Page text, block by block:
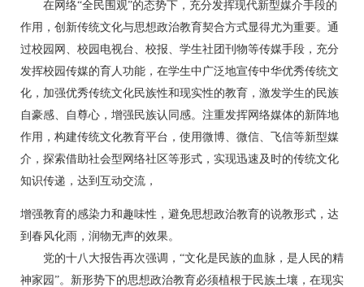
在网络“全民围观”的态势下，充分发挥现代新型媒介手段的
作用，创新传统文化与思想政治教育契合方式显得尤为重要。通
过校园网、校园电视台、校报、学生社团刊物等传媒手段，充分
发挥校园传媒的育人功能，在学生中广泛地宣传中华优秀传统文
化，加强优秀传统文化民族性和现实性的教育，激发学生的民族
自豪感、自尊心，增强民族认同感。注重发挥网络媒体的新阵地
作用，构建传统文化教育平台，使用微博、微信、飞信等新型媒
介，探索借助社会型网络社区等形式，实现迅速及时的传统文化
知识传递，达到互动交流，
增强教育的感染力和趣味性，避免思想政治教育的说教形式，达
到春风化雨，润物无声的效果。
党的十八大报告再次强调，“文化是民族的血脉，是人民的精
神家园”。新形势下的思想政治教育必须植根于民族土壤，在现实